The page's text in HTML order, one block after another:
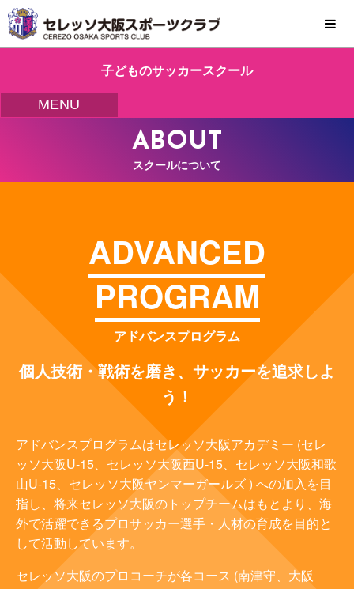
MENU
子どものサッカースクール
MENU
ABOUT
スクールについて
ADVANCED
PROGRAM
アドバンスプログラム
個人技術・戦術を磨き、サッカーを追求しよ
う！
アドバンスプログラムはセレッソ大阪アカデミー (セレ
ッソ大阪U-15、セレッソ大阪西U-15、セレッソ大阪和歌
山U-15、セレッソ大阪ヤンマーガールズ ) への加入を目
指し、将来セレッソ大阪のトップチームはもとより、海
外で活躍できるプロサッカー選手・人材の育成を目的と
して活動しています。
セレッソ大阪のプロコーチが各コース (南津守、大阪